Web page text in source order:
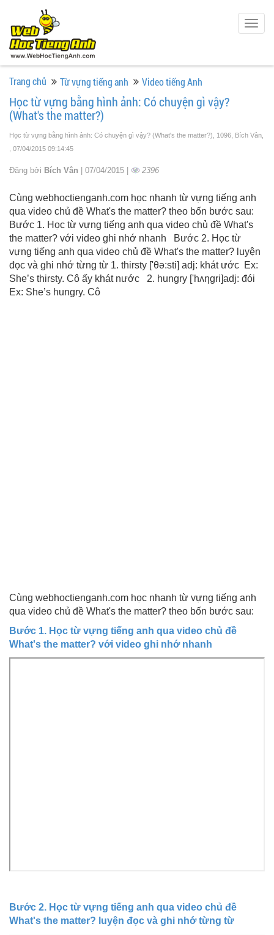
Trang chủ Từ vựng tiếng anh Video tiếng Anh
Học từ vựng bằng hình ảnh: Có chuyện gì vậy?
(What's the matter?)
Học từ vựng bằng hình ảnh: Có chuyện gì vậy? (What's the matter?), 1096, Bích Vân,
, 07/04/2015 09:14:45
Đăng bởi Bích Vân | 07/04/2015 | 2396
Cùng webhoctienganh.com học nhanh từ vựng tiếng anh
qua video chủ đề What's the matter? theo bốn bước sau:
Bước 1. Học từ vựng tiếng anh qua video chủ đề What's
the matter? với video ghi nhớ nhanh Bước 2. Học từ
vựng tiếng anh qua video chủ đề What's the matter? luyện
đọc và ghi nhớ từng từ 1. thirsty ['θə:sti] adj: khát ước Ex:
She’s thirsty. Cô ấy khát nước 2. hungry ['hʌηgri]adj: đói
Ex: She’s hungry. Cô
Cùng webhoctienganh.com học nhanh từ vựng tiếng anh
qua video chủ đề What's the matter? theo bốn bước sau:
Bước 1. Học từ vựng tiếng anh qua video chủ đề
What's the matter? với video ghi nhớ nhanh
Bước 2. Học từ vựng tiếng anh qua video chủ đề
What's the matter? luyện đọc và ghi nhớ từng từ